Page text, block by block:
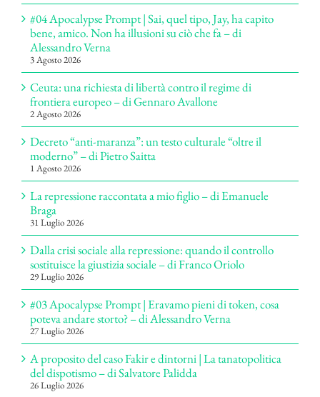
#04 Apocalypse Prompt | Sai, quel tipo, Jay, ha capito
bene, amico. Non ha illusioni su ciò che fa – di
Alessandro Verna
3 Agosto 2026
Ceuta: una richiesta di libertà contro il regime di
frontiera europeo – di Gennaro Avallone
2 Agosto 2026
Decreto “anti-maranza”: un testo culturale “oltre il
moderno” – di Pietro Saitta
1 Agosto 2026
La repressione raccontata a mio figlio – di Emanuele
Braga
31 Luglio 2026
Dalla crisi sociale alla repressione: quando il controllo
sostituisce la giustizia sociale – di Franco Oriolo
29 Luglio 2026
#03 Apocalypse Prompt | Eravamo pieni di token, cosa
poteva andare storto? – di Alessandro Verna
27 Luglio 2026
A proposito del caso Fakir e dintorni | La tanatopolitica
del dispotismo – di Salvatore Palidda
26 Luglio 2026